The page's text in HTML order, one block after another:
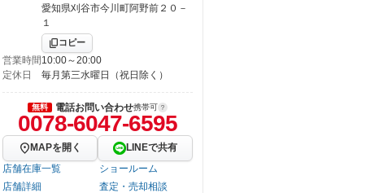
愛知県刈谷市今川町阿野前２０－
１
コピー
営業時間10:00～20:00
定休日
毎月第三水曜日（祝日除く）
無料 電話お問い合わせ携帯可
0078-6047-6595
MAPを開く
LINEで共有
店舗在庫一覧
ショールーム
店舗詳細
査定・売却相談